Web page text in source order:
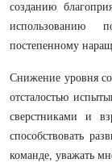
созданию
использованию
постепенному
Снижение уровня
отсталостью
сверстниками и
способствовать
команде, уважать